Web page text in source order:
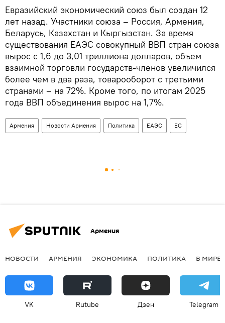
Евразийский экономический союз был создан 12
лет назад. Участники союза – Россия, Армения,
Беларусь, Казахстан и Кыргызстан. За время
существования ЕАЭС совокупный ВВП стран союза
вырос с 1,6 до 3,01 триллиона долларов, объем
взаимной торговли государств-членов увеличился
более чем в два раза, товарооборот с третьими
странами – на 72%. Кроме того, по итогам 2025
года ВВП объединения вырос на 1,7%.
Армения Новости Армения Политика ЕАЭС ЕС
Армения
НОВОСТИ АРМЕНИЯ ЭКОНОМИКА ПОЛИТИКА В МИРЕ
VK Rutube Дзен Telegram